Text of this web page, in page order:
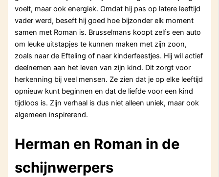
voelt, maar ook energiek. Omdat hij pas op latere leeftijd
vader werd, beseft hij goed hoe bijzonder elk moment
samen met Roman is. Brusselmans koopt zelfs een auto
om leuke uitstapjes te kunnen maken met zijn zoon,
zoals naar de Efteling of naar kinderfeestjes. Hij wil actief
deelnemen aan het leven van zijn kind. Dit zorgt voor
herkenning bij veel mensen. Ze zien dat je op elke leeftijd
opnieuw kunt beginnen en dat de liefde voor een kind
tijdloos is. Zijn verhaal is dus niet alleen uniek, maar ook
algemeen inspirerend.
Herman en Roman in de
schijnwerpers